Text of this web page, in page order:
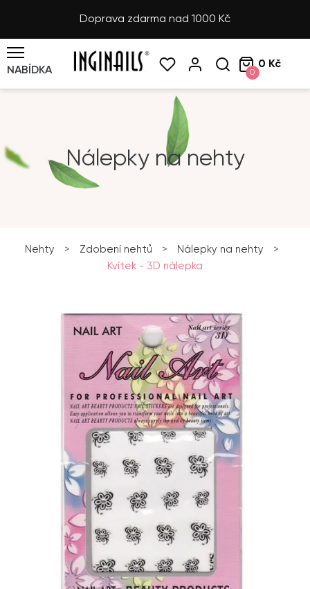
Doprava zdarma nad 1000 Kč
NABÍDKA 0
0 Kč
Nálepky na nehty
Nehty > Zdobení nehtů > Nálepky na nehty
>
Kvítek - 3D nálepka